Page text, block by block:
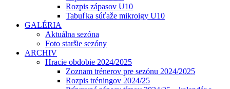
Rozpis zápasov U10
Tabuľka súťaže mikroigy U10
GALÉRIA
Aktuálna sezóna
Foto staršie sezóny
ARCHIV
Hracie obdobie 2024/2025
Zoznam trénerov pre sezónu 2024/2025
Rozpis tréningov 2024/25